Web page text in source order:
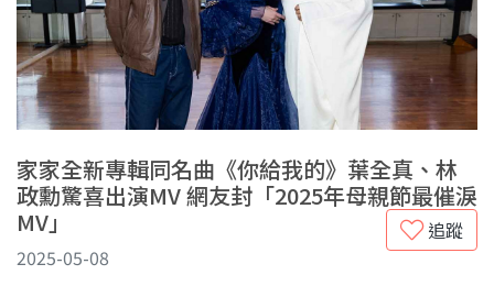
家家全新專輯同名曲《你給我的》葉全真、林
政勳驚喜出演MV 網友封「2025年母親節最催淚
MV」
追蹤
2025-05-08